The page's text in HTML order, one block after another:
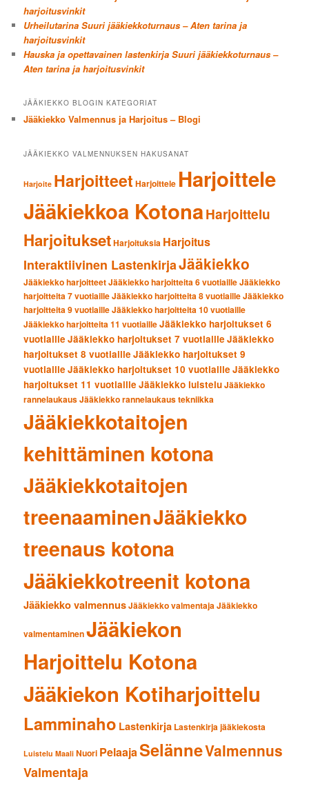
harjoitusvinkit
Urheilutarina Suuri jääkiekkoturnaus – Aten tarina ja
harjoitusvinkit
Hauska ja opettavainen lastenkirja Suuri jääkiekkoturnaus –
Aten tarina ja harjoitusvinkit
JÄÄKIEKKO BLOGIN KATEGORIAT
Jääkiekko Valmennus ja Harjoitus – Blogi
JÄÄKIEKKO VALMENNUKSEN HAKUSANAT
Harjoite Harjoitteet Harjoittele Harjoittele
Jääkiekkoa KotonaHarjoittelu
HarjoituksetHarjoituksia Harjoitus
Interaktiivinen LastenkirjaJääkiekko
Jääkiekko harjoitteetJääkiekko harjoitteita 6 vuotiailleJääkiekko
harjoitteita 7 vuotiailleJääkiekko harjoitteita 8 vuotiailleJääkiekko
harjoitteita 9 vuotiailleJääkiekko harjoitteita 10 vuotiaille
Jääkiekko harjoitteita 11 vuotiailleJääkiekko harjoitukset 6
vuotiaille Jääkiekko harjoitukset 7 vuotiaille Jääkiekko
harjoitukset 8 vuotiaille Jääkiekko harjoitukset 9
vuotiaille Jääkiekko harjoitukset 10 vuotiaille Jääkiekko
harjoitukset 11 vuotiaille Jääkiekko luisteluJääkiekko
rannelaukausJääkiekko rannelaukaus tekniikka
Jääkiekkotaitojen
kehittäminen kotona
Jääkiekkotaitojen
treenaaminenJääkiekko
treenaus kotona
Jääkiekkotreenit kotona
Jääkiekko valmennusJääkiekko valmentajaJääkiekko
valmentaminenJääkiekon
Harjoittelu Kotona
Jääkiekon Kotiharjoittelu
Lamminaho Lastenkirja Lastenkirja jääkiekosta
Luistelu Maali Nuori PelaajaSelänneValmennus
Valmentaja